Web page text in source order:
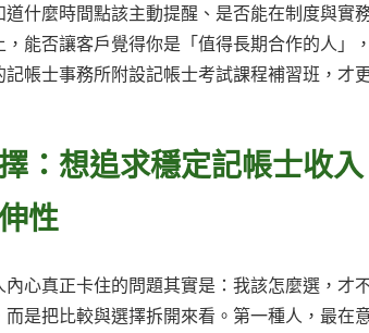
什麼時間點該主動提醒、是否能在制度與實
能否讓客戶覺得你是「值得長期合作的人」
帳士事務所附設記帳士考試課程補習班，才
：想追求穩定記帳士收
性
心真正卡住的問題其實是：我該怎麼選，才
是把比較與選擇拆開來看。第一種人，最在